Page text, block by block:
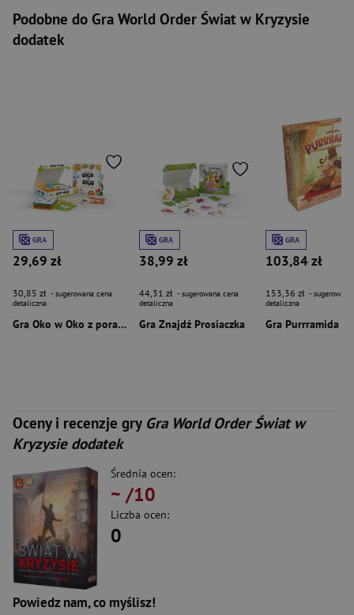
Podobne do Gra World Order Świat w Kryzysie
dodatek
GRA
29,69 zł
30,85 zł - sugerowana cena
detaliczna
Gra Oko w Oko z porami roku
GRA
38,99 zł
44,31 zł - sugerowana cena
detaliczna
Gra Znajdź Prosiaczka
GRA
103,84 zł
153,36 zł -
detaliczna
Gra Purrramida
Oceny i recenzje gry Gra World Order Świat w
Kryzysie dodatek
Średnia ocen:
~ /10
Liczba ocen:
0
Powiedz nam, co myślisz!